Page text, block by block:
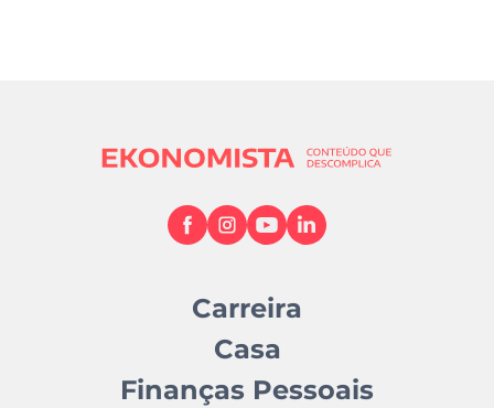
Carreira
Casa
Finanças Pessoais